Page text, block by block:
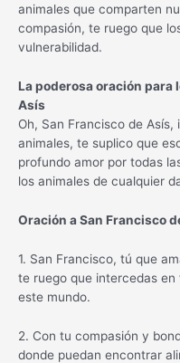
animales que comparten
compasión, te ruego que
vulnerabilidad.
La poderosa oración para
Asís
Oh, San Francisco de
animales, te suplico que
profundo amor por todas
los animales de cualquier
Oración a San Francisco
1. San Francisco, tú que
te ruego que intercedas
este mundo.
2. Con tu compasión y
donde puedan encontrar